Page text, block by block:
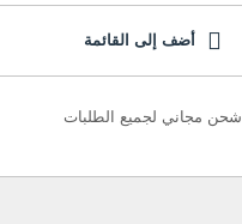
أضف إلى القائمة
شحن مجاني لجميع الطلبات